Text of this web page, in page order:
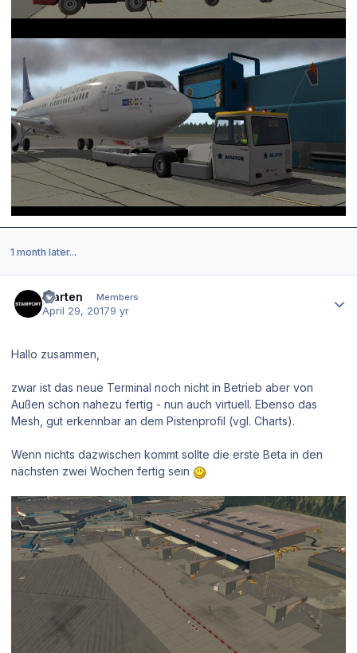
1 month later...
Marten Members
April 29, 20179 yr
Hallo zusammen,
zwar ist das neue Terminal noch nicht in Betrieb aber von
Außen schon nahezu fertig - nun auch virtuell. Ebenso das
Mesh, gut erkennbar an dem Pistenprofil (vgl. Charts).
Wenn nichts dazwischen kommt sollte die erste Beta in den
nächsten zwei Wochen fertig sein